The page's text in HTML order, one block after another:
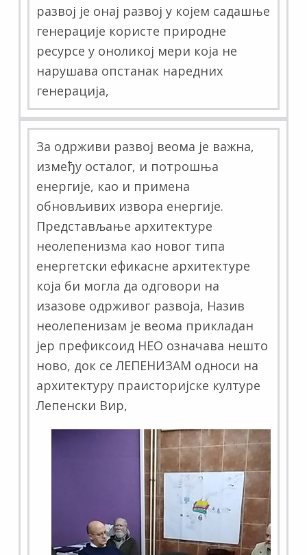
развој је онај развој у којем садашње
генерације користе природне
ресурсе у оноликој мери која не
нарушава опстанак наредних
генерација,
За одрживи развој веома је важна,
између осталог, и потрошња
енергије, као и примена
обновљивих извора енергије.
Представљање архитектуре
неолепенизма као новог типа
енергетски ефикасне архитектуре
која би могла да одговори на
изазове одрживог развоја, Назив
неолепенизам је веома прикладан
јер префиксоид НЕО означава нешто
ново, док се ЛЕПЕНИЗАМ односи на
архитектуру праисторијске културе
Лепенски Вир,